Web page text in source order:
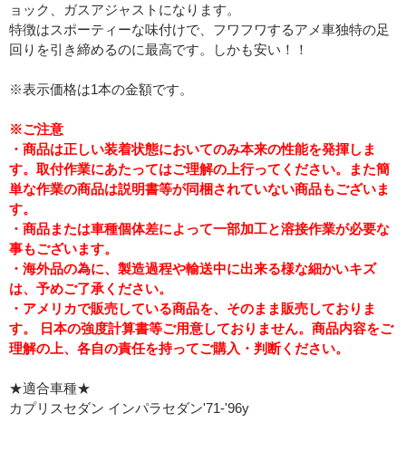
ョック、ガスアジャストになります。
特徴はスポーティーな味付けで、フワフワするアメ車独特の足
回りを引き締めるのに最高です。しかも安い！！
※表示価格は1本の金額です。
※ご注意
・商品は正しい装着状態においてのみ本来の性能を発揮しま
す。取付作業にあたってはご理解の上行ってください。また簡
単な作業の商品は説明書等が同梱されていない商品もございま
す。
・商品または車種個体差によって一部加工と溶接作業が必要な
事もございます。
・海外品の為に、製造過程や輸送中に出来る様な細かいキズ
は、予めご了承ください。
・アメリカで販売している商品を、そのまま販売しておりま
す。 日本の強度計算書等ご用意しておりません。商品内容をご
理解の上、各自の責任を持ってご購入・判断ください。
★適合車種★
カプリスセダン インパラセダン'71-'96y